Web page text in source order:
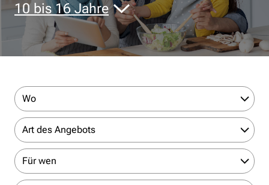
10 bis 16 Jahre
Wo
Art des Angebots
Für wen